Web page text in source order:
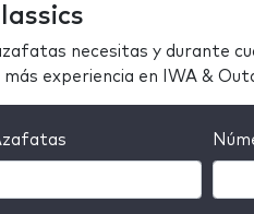
necesitas y durante
experiencia en IWA &